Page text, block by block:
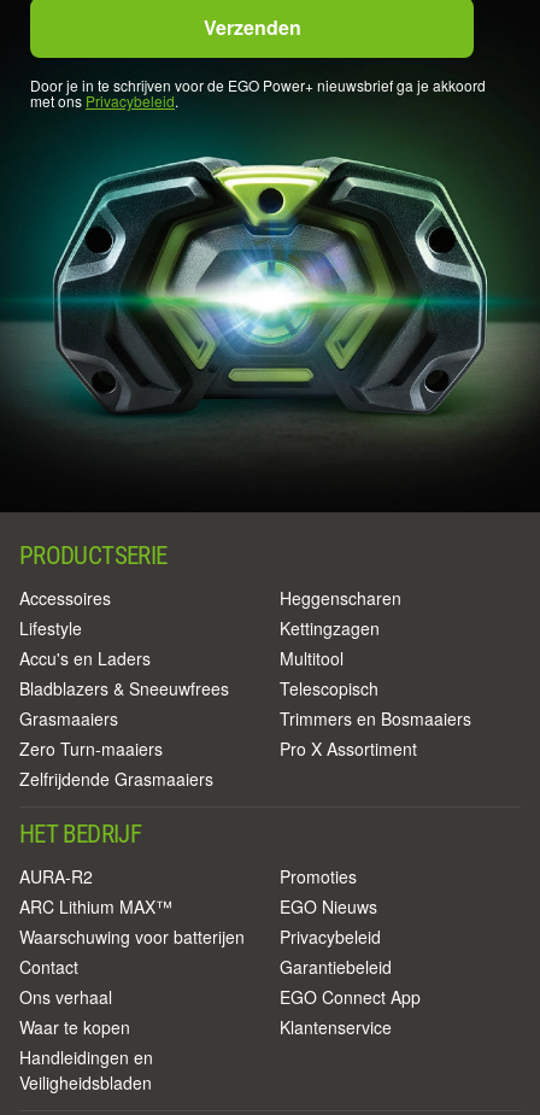
Door je in te schrijven voor de EGO Power+ nieuwsbrief ga je akkoord
met ons Privacybeleid.
PRODUCTSERIE
Accessoires
Lifestyle
Accu's en Laders
Bladblazers & Sneeuwfrees
Grasmaaiers
Zero Turn-maaiers
Zelfrijdende Grasmaaiers
Heggenscharen
Kettingzagen
Multitool
Telescopisch
Trimmers en Bosmaaiers
Pro X Assortiment
HET BEDRIJF
AURA-R2
ARC Lithium MAX™
Waarschuwing voor batterijen
Contact
Ons verhaal
Waar te kopen
Handleidingen en
Veiligheidsbladen
Promoties
EGO Nieuws
Privacybeleid
Garantiebeleid
EGO Connect App
Klantenservice